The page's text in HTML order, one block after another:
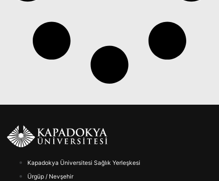
Kapadokya Üniversitesi Sağlık Yerleşkesi
Ürgüp / Nevşehir